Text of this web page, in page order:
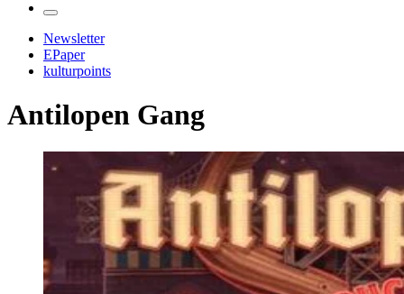
Newsletter
EPaper
kulturpoints
Antilopen Gang